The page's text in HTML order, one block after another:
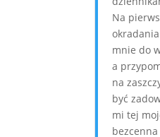
Na
mnie do
a
na
być
mi tej